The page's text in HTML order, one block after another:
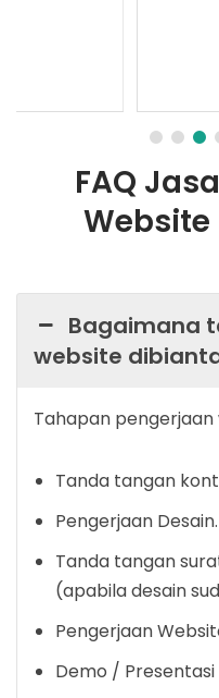
FAQ
Website
Bagaimana
website
Tahapan
Tanda tangan
Pengerjaan Desain.
Tanda tangan
(apabila desain
Pengerjaan
Demo / Presentasi